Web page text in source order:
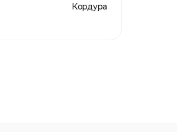
Кордура